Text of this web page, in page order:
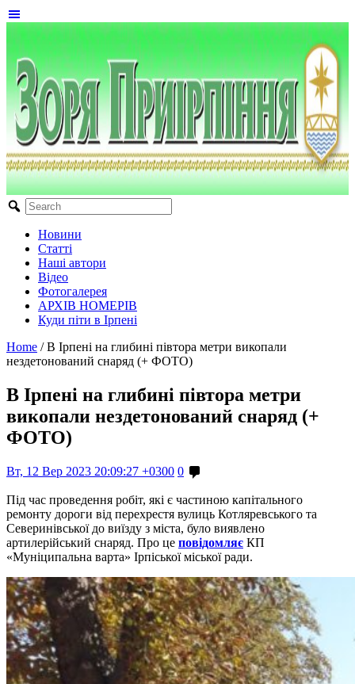
Новини
Статті
Наші автори
Відео
Фотогалерея
АРХІВ НОМЕРІВ
Куди піти в Ірпені
Home / В Ірпені на глибині півтора метри викопали
нездетонований снаряд (+ ФОТО)
В Ірпені на глибині півтора метри
викопали нездетонований снаряд (+
ФОТО)
Вт, 12 Вер 2023 20:09:27 +0300 0
Під час проведення робіт, які є частиною капітального
ремонту дороги від перехрестя вулиць Котляревського та
Северинівської до виїзду з міста, було виявлено
артилерійський снаряд. Про це повідомляє КП
«Муніципальна варта» Ірпіської міської ради.